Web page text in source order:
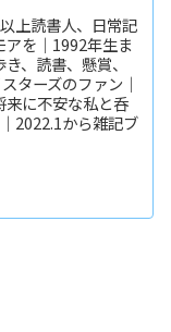
上読書人、日常記
を｜1992年生ま
、読書、懸賞、
ターズのファン｜
来に不安な私と呑
2022.1から雑記ブ